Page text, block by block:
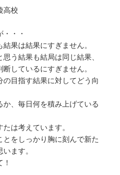
高校
・・
果は結果にすぎません。
う結果も結局は同じ結果、
しているにすぎません。
目指す結果に対してどう向
、毎日何を積み上げている
は考えています。
をしっかり胸に刻んで新た
ます。